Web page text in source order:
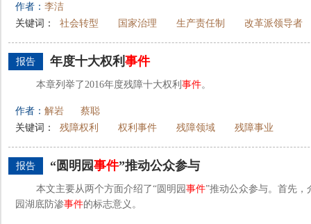
作者： 李洁
关键词：
社会转型 国家治理 生产责任制 改革派领导者
报告 年度十大权利 事件
本章列举了2016年度残障十大权利 事件。
作者： 解岩
蔡聪
关键词：
残障权利 权利事件 残障领域 残障事业
报告 “圆明园事件”推动公众参与
本文主要从两个方面介绍了“圆明园 事件”推动公众参与。首先
园湖底防渗事件的标志意义。